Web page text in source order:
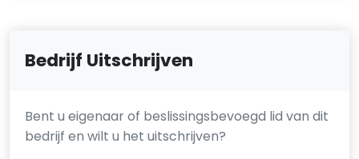
Bedrijf Uitschrijven
Bent u eigenaar of beslissingsbevoegd lid van dit
bedrijf en wilt u het uitschrijven?